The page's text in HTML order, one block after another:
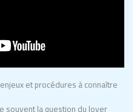
et procédures à connaître